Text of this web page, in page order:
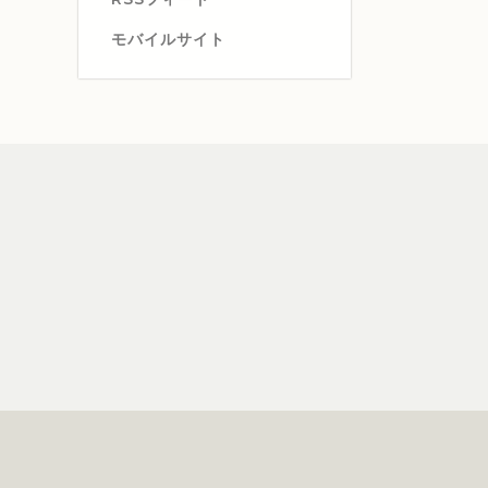
モバイルサイト